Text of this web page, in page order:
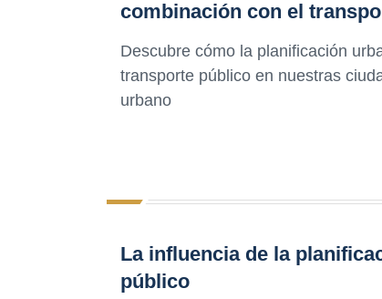
combinación con el
Descubre cómo la planificación
transporte público en nuestras
urbano
La influencia de la
público